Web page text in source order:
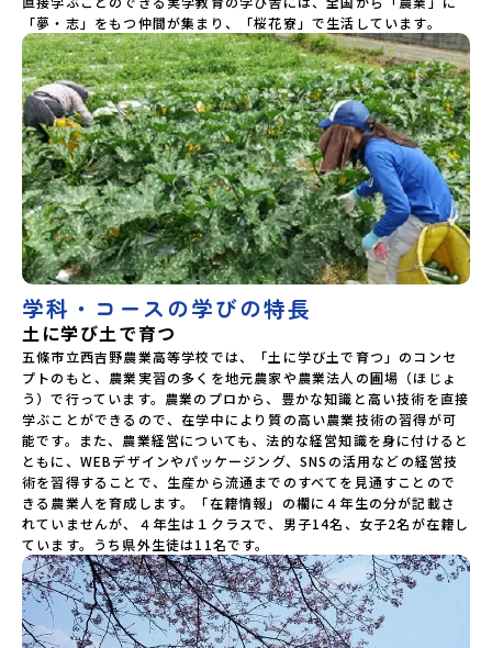
等学校愛媛県立南宇和高等学校愛媛県立宇和島南高等学校(宇
和島水産・宇南中等)愛媛県立野村高等学校愛媛県立弓削高等
学校愛媛県立上浮穴高等学校愛媛県立今治工業高等学校高知
県立嶺北高等学校高知県立四万十高等学校高知県立中村高等
学校西土佐分校高知県立高知農業高等学校 九州 佐賀県立
有田工業高等学校熊本県立小国高等学校熊本県立矢部高等学
校佐賀県立牛津高等学校鹿児島県立沖永良部高等学校鹿児島
県立志布志高等学校宮崎県立飯野高等学校宮崎県立高千穂高
等学校鹿児島県立古仁屋高等学校沖縄県立久米島高等学校私
立高校国際高等専門学校（石川県）開志国際高等学校(新潟県)
広島三育学院高等学校(広島県) ※2日目のみ参加
「夢・志」をもつ仲間が集まり、「桜花寮」で生活しています。
学科・コースの学びの特長
土に学び土で育つ
五條市立西吉野農業高等学校では、「土に学び土で育つ」のコンセ
プトのもと、農業実習の多くを地元農家や農業法人の圃場（ほじょ
う）で行っています。農業のプロから、豊かな知識と高い技術を直接
学ぶことができるので、在学中により質の高い農業技術の習得が可
能です。また、農業経営についても、法的な経営知識を身に付けると
ともに、WEBデザインやパッケージング、SNSの活用などの経営技
術を習得することで、生産から流通までのすべてを見通すことので
きる農業人を育成します。「在籍情報」の欄に４年生の分が記載さ
れていませんが、４年生は１クラスで、男子14名、女子2名が在籍し
ています。うち県外生徒は11名です。